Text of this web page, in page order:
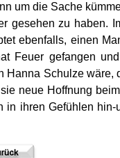
um die Sache
gesehen zu haben.
ebenfalls, einen
Feuer gefangen
Schulze
neue Hoffnung
ihren Gefühlen